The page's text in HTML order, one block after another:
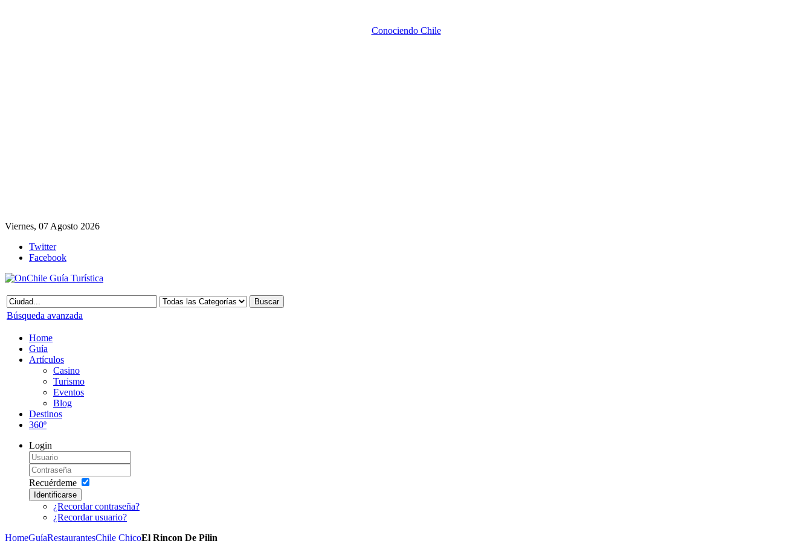
Conociendo Chile
Viernes, 07 Agosto 2026
Twitter
Facebook
Búsqueda avanzada
Home
Guía
Artículos
Casino
Turismo
Eventos
Blog
Destinos
360º
Login
Recuérdeme
Identificarse
¿Recordar contraseña?
¿Recordar usuario?
HomeGuíaRestaurantesChile ChicoEl Rincon De Pilin